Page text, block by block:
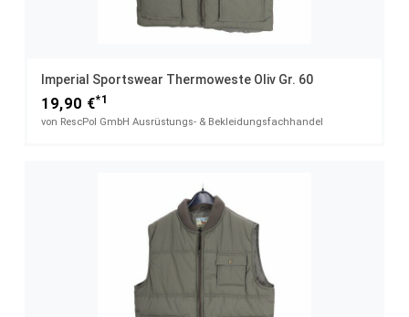
Imperial Sportswear Thermoweste Oliv Gr. 60
19,90 €*1
von RescPol GmbH Ausrüstungs- & Bekleidungsfachhandel